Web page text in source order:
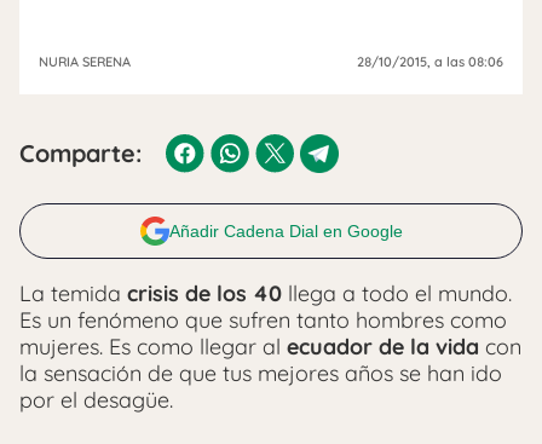
NURIA SERENA 28/10/2015 , a las 08:06
Comparte:
Añadir Cadena Dial en Google
La temida crisis de los 40 llega a todo el mundo.
Es un fenómeno que sufren tanto hombres como
mujeres. Es como llegar al ecuador de la vida con
la sensación de que tus mejores años se han ido
por el desagüe.